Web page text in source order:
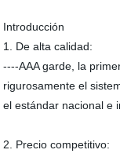
Introducción
1. De alta calidad:
----AAA garde, la
rigurosamente el
el estándar nacional e
2. Precio competitivo: